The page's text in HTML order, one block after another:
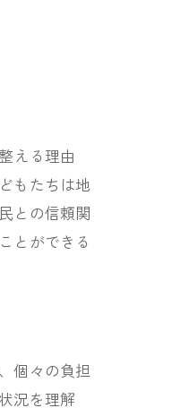
える理由
もたちは地
との信頼関
とができる
個々の負担
況を理解